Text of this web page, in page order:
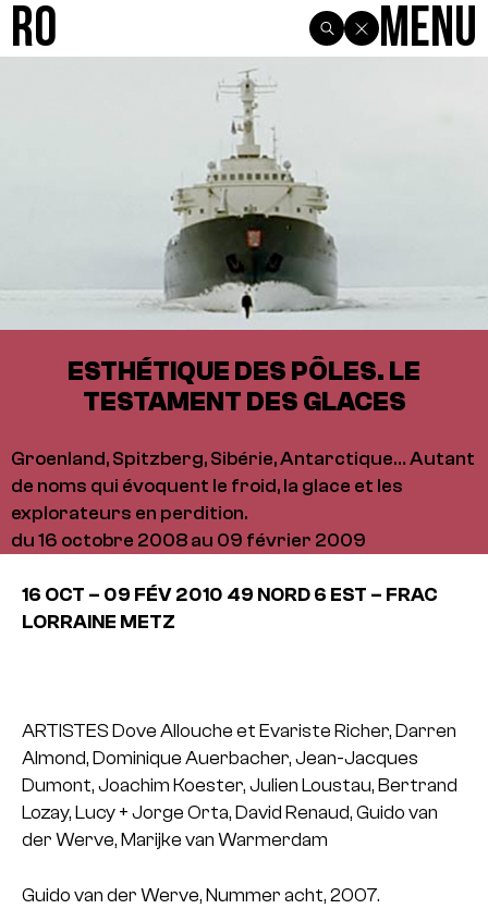
R0 Menu
ESTHÉTIQUE DES PÔLES. LE
TESTAMENT DES GLACES
Groenland, Spitzberg, Sibérie, Antarctique… Autant
de noms qui évoquent le froid, la glace et les
explorateurs en perdition.
du 16 octobre 2008 au 09 février 2009
16 OCT – 09 FÉV 2010 49 NORD 6 EST – FRAC
LORRAINE METZ
ARTISTES Dove Allouche et Evariste Richer, Darren
Almond, Dominique Auerbacher, Jean-Jacques
Dumont, Joachim Koester, Julien Loustau, Bertrand
Lozay, Lucy + Jorge Orta, David Renaud, Guido van
der Werve, Marijke van Warmerdam
Guido van der Werve, Nummer acht, 2007.